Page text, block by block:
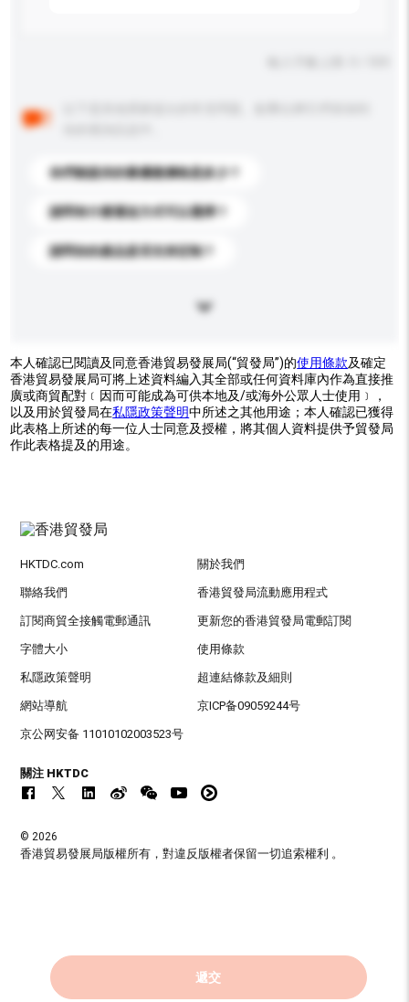
你們能提供的最優惠價格是多少？
請問有什麼運送方式可以選擇？
請問你的產品是否支持定制？
本人確認已閱讀及同意香港貿易發展局(“貿發局”)的使用條款及確定
香港貿易發展局可將上述資料編入其全部或任何資料庫內作為直接推
廣或商貿配對﹝因而可能成為可供本地及/或海外公眾人士使用﹞，
以及用於貿發局在私隱政策聲明中所述之其他用途；本人確認已獲得
此表格上所述的每一位人士同意及授權，將其個人資料提供予貿發局
作此表格提及的用途。
遞交
HKTDC.com 關於我們
聯絡我們 香港貿發局流動應用程式
訂閱商貿全接觸電郵通訊 更新您的香港貿發局電郵訂閱
字體大小 使用條款
私隱政策聲明 超連結條款及細則
網站導航 京ICP备09059244号
京公网安备 11010102003523号
關注 HKTDC
© 2026
香港貿易發展局版權所有，對違反版權者保留一切追索權利 。